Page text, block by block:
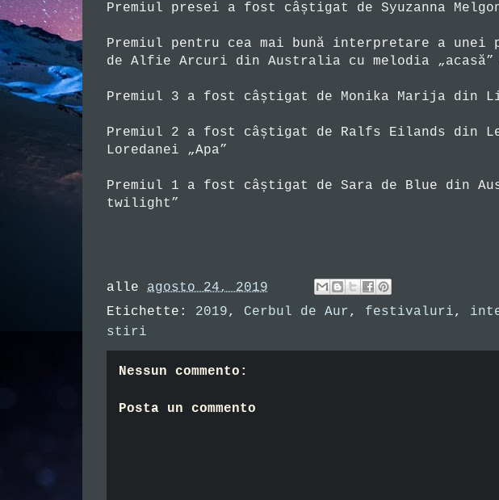
Premiul presei a fost câștigat de Syuzanna
Premiul pentru cea mai bună interpretare a
de Alfie Arcuri din Australia cu melodia
Premiul 3 a fost câștigat de Monika Marija din
Premiul 2 a fost câștigat de Ralfs Eilands din
Loredanei „Apa”
Premiul 1 a fost câștigat de Sara de Blue din
twilight”
alle agosto 24, 2019
Etichette: 2019, Cerbul de Aur, festivaluri,
stiri
Nessun commento:
Posta un commento